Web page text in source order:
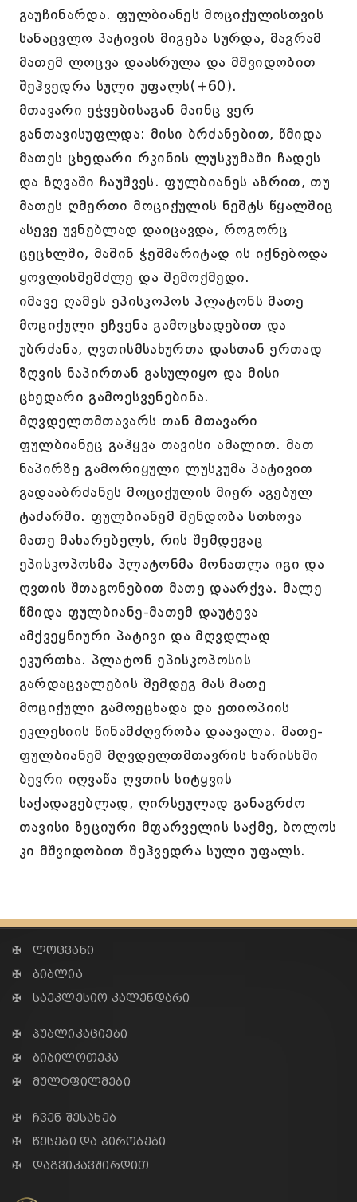
გაუჩინარდა. ფულბიანეს მოციქულისთვის
სანაცვლო პატივის მიგება სურდა, მაგრამ
მათემ ლოცვა დაასრულა და მშვიდობით
შეჰვედრა სული უფალს(+60).
მთავარი ეჭვებისაგან მაინც ვერ
განთავისუფლდა: მისი ბრძანებით, წმიდა
მათეს ცხედარი რკინის ლუსკუმაში ჩადეს
და ზღვაში ჩაუშვეს. ფულბიანეს აზრით, თუ
მათეს ღმერთი მოციქულის ნეშტს წყალშიც
ასევე უვნებლად დაიცავდა, როგორც
ცეცხლში, მაშინ ჭეშმარიტად ის იქნებოდა
ყოვლისშემძლე და შემოქმედი.
იმავე ღამეს ეპისკოპოს პლატონს მათე
მოციქული ეჩვენა გამოცხადებით და
უბრძანა, ღვთისმსახურთა დასთან ერთად
ზღვის ნაპირთან გასულიყო და მისი
ცხედარი გამოესვენებინა.
მღვდელთმთავარს თან მთავარი
ფულბიანეც გაჰყვა თავისი ამალით. მათ
ნაპირზე გამორიყული ლუსკუმა პატივით
გადააბრძანეს მოციქულის მიერ აგებულ
ტაძარში. ფულბიანემ შენდობა სთხოვა
მათე მახარებელს, რის შემდეგაც
ეპისკოპოსმა პლატონმა მონათლა იგი და
ღვთის შთაგონებით მათე დაარქვა. მალე
წმიდა ფულბიანე-მათემ დაუტევა
ამქვეყნიური პატივი და მღვდლად
ეკურთხა. პლატონ ეპისკოპოსის
გარდაცვალების შემდეგ მას მათე
მოციქული გამოეცხადა და ეთიოპიის
ეკლესიის წინამძღვრობა დაავალა. მათე-
ფულბიანემ მღვდელთმთავრის ხარისხში
ბევრი იღვაწა ღვთის სიტყვის
საქადაგებლად, ღირსეულად განაგრძო
თავისი ზეციური მფარველის საქმე, ბოლოს
კი მშვიდობით შეჰვედრა სული უფალს.
✠ ლოცვანი
✠ ბიბლია
✠ საეკლესიო კალენდარი
✠ პუბლიკაციები
✠ ბიბილოთეკა
✠ მულტფილმები
✠ ჩვენ შესახებ
✠ წესები და პირობები
✠ დაგვიკავშირდით